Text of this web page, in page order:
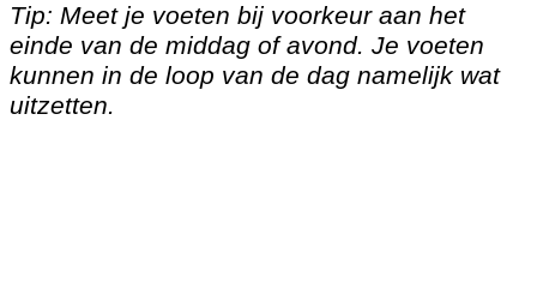
Tip: Meet je voeten bij voorkeur aan het
einde van de middag of avond. Je voeten
kunnen in de loop van de dag namelijk wat
uitzetten.